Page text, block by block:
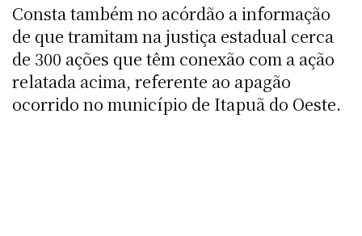
Consta também no acórdão a informação
de que tramitam na justiça estadual cerca
de 300 ações que têm conexão com a ação
relatada acima, referente ao apagão
ocorrido no município de Itapuã do Oeste.